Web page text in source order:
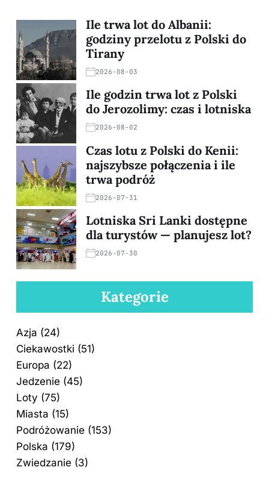
Ile trwa lot do Albanii:
godziny przelotu z Polski do
Tirany
2026-08-03
Ile godzin trwa lot z Polski
do Jerozolimy: czas i lotniska
2026-08-02
Czas lotu z Polski do Kenii:
najszybsze połączenia i ile
trwa podróż
2026-07-31
Lotniska Sri Lanki dostępne
dla turystów — planujesz lot?
2026-07-30
Kategorie
Azja (24)
Ciekawostki (51)
Europa (22)
Jedzenie (45)
Loty (75)
Miasta (15)
Podróżowanie (153)
Polska (179)
Zwiedzanie (3)